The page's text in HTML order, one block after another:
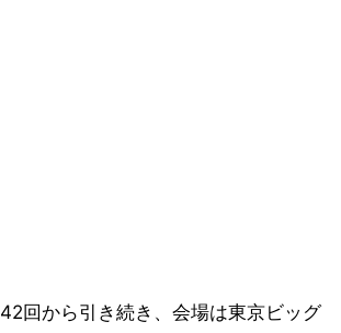
回から引き続き、会場は東京ビッグ